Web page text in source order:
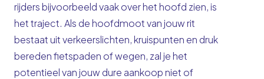
rijders bijvoorbeeld vaak over het hoofd zien, is
het traject. Als de hoofdmoot van jouw rit
bestaat uit verkeerslichten, kruispunten en druk
bereden fietspaden of wegen, zal je het
potentieel van jouw dure aankoop niet of